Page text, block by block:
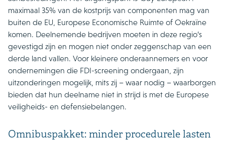
maximaal 35% van de kostprijs van componenten mag van
buiten de EU, Europese Economische Ruimte of Oekraïne
komen. Deelnemende bedrijven moeten in deze regio’s
gevestigd zijn en mogen niet onder zeggenschap van een
derde land vallen. Voor kleinere onderaannemers en voor
ondernemingen die FDI-screening ondergaan, zijn
uitzonderingen mogelijk, mits zij – waar nodig – waarborgen
bieden dat hun deelname niet in strijd is met de Europese
veiligheids- en defensiebelangen.
Omnibuspakket: minder procedurele lasten